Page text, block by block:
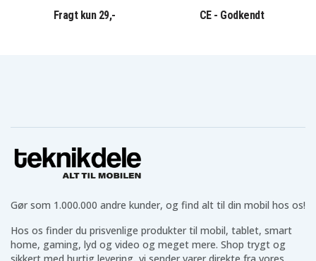
Vi har et bredt udvalg af høretelefoner som AirPods,
Galaxy Buds og mange prisvenlige alternativer. Uanset
Udover ovenstående har vi også teknik til hverdagen
som
powerbanks, batterier
mere, som gør hverdagen lettere.
bedømmelser
Hos Teknikdele er vi stolte af vores flotte anmeldelser
og ratings på Trustpilot, Google og andre platforme.
Fragt kun 29,- CE - Godkendt
Gør som 1.000.000 andre kunder, og find alt til din mobil hos os!
Hos os finder du prisvenlige produkter til mobil, tablet, smart
home, gaming, lyd og video og meget mere. Shop trygt og